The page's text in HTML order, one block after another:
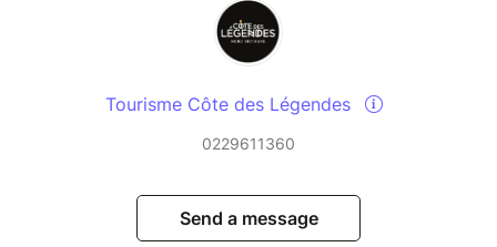
Tourisme Côte des Légendes
0229611360
Send a message